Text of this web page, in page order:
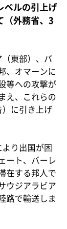
ベルの引上げ
（外務省、3
東部）、バ
、オマーンに
等への攻撃が
え、これらの
に引き上げ
り出国が困
ート、バーレ
在する邦人で
ウジアラビア
路で輸送しま